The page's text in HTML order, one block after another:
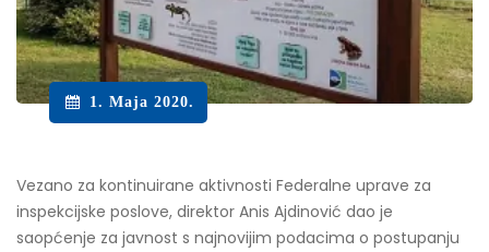
1. Maja 2020.
Vezano za kontinuirane aktivnosti Federalne uprave za
inspekcijske poslove, direktor Anis Ajdinović dao je
saopćenje za javnost s najnovijim podacima o postupanju